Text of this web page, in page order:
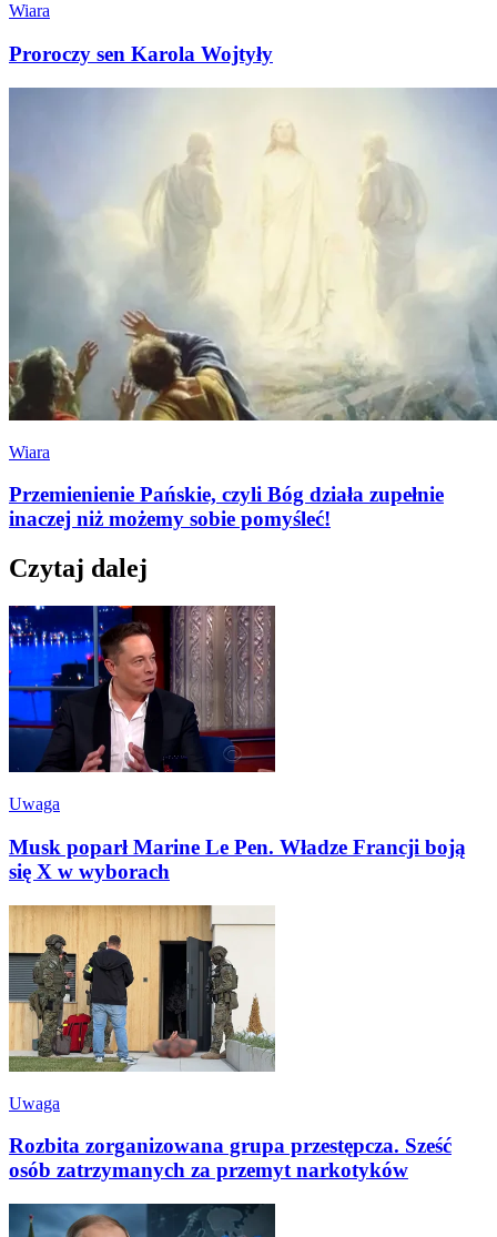
Wiara
Proroczy sen Karola Wojtyły
Wiara
Przemienienie Pańskie, czyli Bóg działa zupełnie
inaczej niż możemy sobie pomyśleć!
Czytaj dalej
Uwaga
Musk poparł Marine Le Pen. Władze Francji boją
się X w wyborach
Uwaga
Rozbita zorganizowana grupa przestępcza. Sześć
osób zatrzymanych za przemyt narkotyków